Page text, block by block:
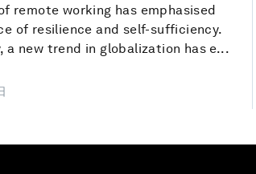
remote working has emphasised
of resilience and self-sufficiency.
a new trend in globalization has e...